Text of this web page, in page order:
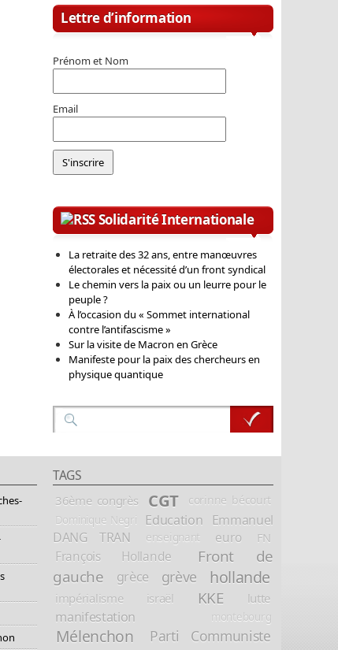
Lettre d’information
Prénom et Nom
Email
Solidarité Internationale
La retraite des 32 ans, entre manœuvres
électorales et nécessité d’un front syndical
Le chemin vers la paix ou un leurre pour le
peuple ?
À l’occasion du « Sommet international
contre l’antifascisme »
Sur la visite de Macron en Grèce
Manifeste pour la paix des chercheurs en
physique quantique
TAGS
36ème congrès CGT corinne bécourt
Dominique Negri Education
Emmanuel
DANG TRAN
enseignant euro FN
François Hollande
Front de
gauche
grèce grève hollande
impérialisme israël KKE lutte
manifestation montebourg
Mélenchon Parti Communiste